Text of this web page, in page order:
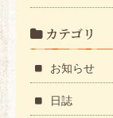
カテゴリ
お知らせ
日誌